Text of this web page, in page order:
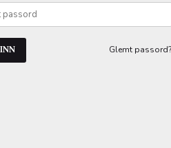
Glemt passord?